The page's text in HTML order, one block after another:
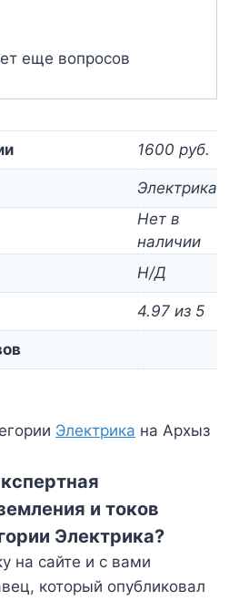
еще вопросов
1600 руб.
Электрика
Нет в
наличии
Н/Д
4.97 из 5
Электрика на Архыз
и токов
Электрика?
на сайте и с вами
который опубликовал